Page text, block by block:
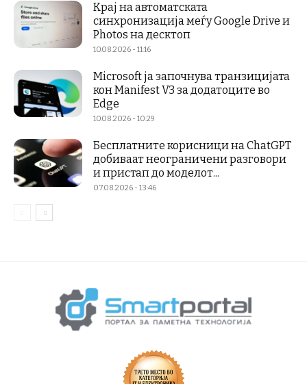
Крај на автоматската
синхронизација меѓу Google Drive и
Photos на десктоп
10.08.2026 - 11:16
Microsoft ја започнува транзицијата
кон Manifest V3 за додатоците во
Edge
10.08.2026 - 10:29
Бесплатните корисници на ChatGPT
добиваат неограничени разговори
и пристап до моделот...
07.08.2026 - 13:46